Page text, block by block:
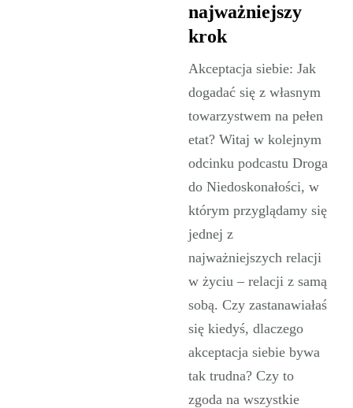
najważniejszy
krok
Akceptacja siebie: Jak
dogadać się z własnym
towarzystwem na pełen
etat? Witaj w kolejnym
odcinku podcastu Droga
do Niedoskonałości, w
którym przyglądamy się
jednej z
najważniejszych relacji
w życiu – relacji z samą
sobą. Czy zastanawiałaś
się kiedyś, dlaczego
akceptacja siebie bywa
tak trudna? Czy to
zgoda na wszystkie